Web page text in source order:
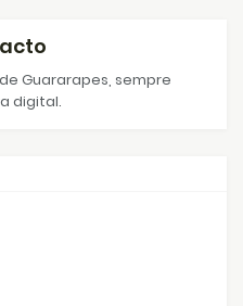
Guararapes, sempre
digital.